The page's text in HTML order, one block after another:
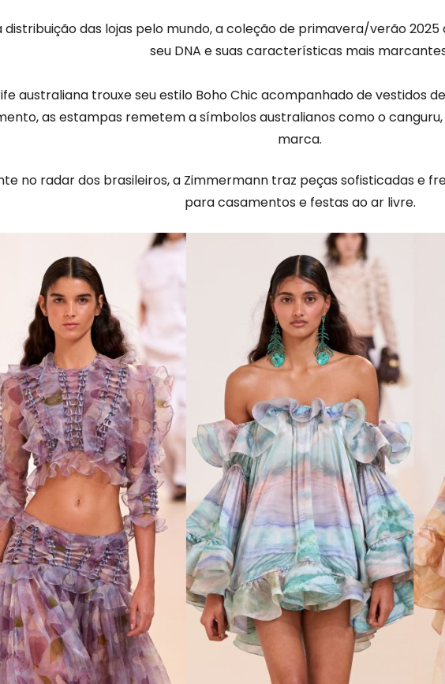
distribuição das lojas pelo mundo, a coleção de primavera/verão
seu DNA e suas características mais
australiana trouxe seu estilo Boho Chic acompanhado de vestidos
as estampas remetem a símbolos australianos como o
marca.
no radar dos brasileiros, a Zimmermann traz peças sofisticadas e
para casamentos e festas ao ar livre.